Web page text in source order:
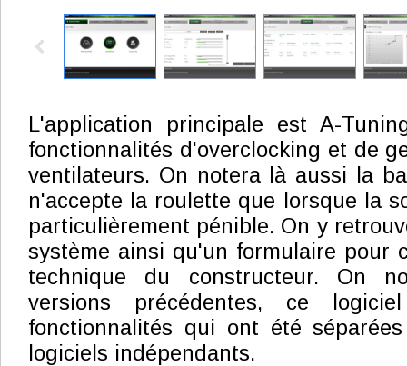
L'application principale est A-
fonctionnalités d'overclocking et de
ventilateurs. On notera là aussi la
n'accepte la roulette que lorsque la
particulièrement pénible. On y
système ainsi qu'un formulaire pour
technique du constructeur. On
versions précédentes, ce
fonctionnalités qui ont été
logiciels indépendants.